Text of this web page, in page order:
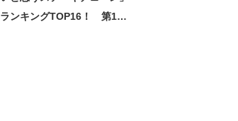
ランキングTOP16！ 第1位